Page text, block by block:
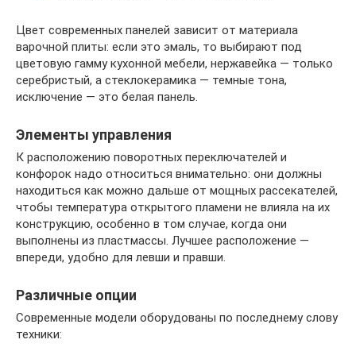
Цвет современных панелей зависит от материала
варочной плиты: если это эмаль, то выбирают под
цветовую гамму кухонной мебели, нержавейка — только
серебристый, а стеклокерамика — темные тона,
исключение — это белая панель.
Элементы управления
К расположению поворотных переключателей и
конфорок надо относиться внимательно: они должны
находиться как можно дальше от мощных рассекателей,
чтобы температура открытого пламени не влияла на их
конструкцию, особенно в том случае, когда они
выполнены из пластмассы. Лучшее расположение —
впереди, удобно для левши и правши.
Различные опции
Современные модели оборудованы по последнему слову
техники: